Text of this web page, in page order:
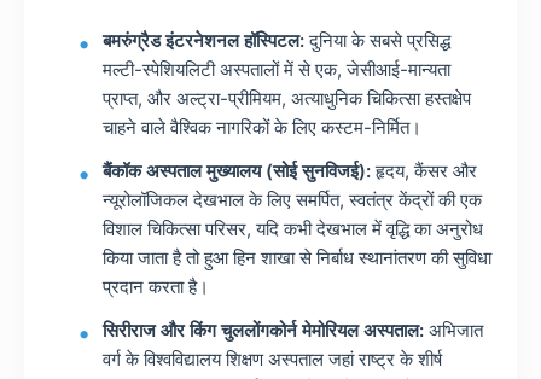
बमरुंग्रैड इंटरनेशनल हॉस्पिटल:दुनिया के सबसे प्रसिद्ध
मल्टी-स्पेशियलिटी अस्पतालों में से एक, जेसीआई-मान्यता
प्राप्त, और अल्ट्रा-प्रीमियम, अत्याधुनिक चिकित्सा हस्तक्षेप
चाहने वाले वैश्विक नागरिकों के लिए कस्टम-निर्मित।
बैंकॉक अस्पताल मुख्यालय (सोई सुनविजई):हृदय, कैंसर और
न्यूरोलॉजिकल देखभाल के लिए समर्पित, स्वतंत्र केंद्रों की एक
विशाल चिकित्सा परिसर, यदि कभी देखभाल में वृद्धि का अनुरोध
किया जाता है तो हुआ हिन शाखा से निर्बाध स्थानांतरण की सुविधा
प्रदान करता है।
सिरीराज और किंग चुललोंगकोर्न मेमोरियल अस्पताल: अभिजात
वर्ग के विश्वविद्यालय शिक्षण अस्पताल जहां राष्ट्र के शीर्ष